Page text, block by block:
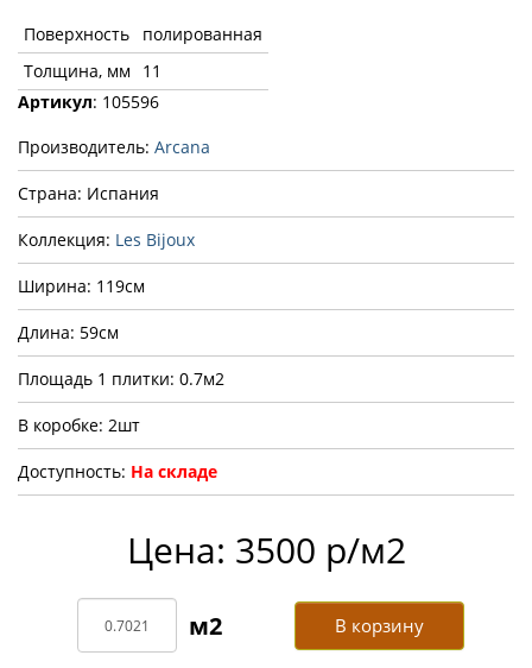
Поверхность
полированная
Толщина, мм
11
Артикул: 105596
Производитель: Arcana
Страна: Испания
Коллекция: Les Bijoux
Ширина: 119см
Длина: 59см
Площадь 1 плитки: 0.7м2
В коробке: 2шт
Доступность: На складе
Цена: 3500 р/м2
В корзину